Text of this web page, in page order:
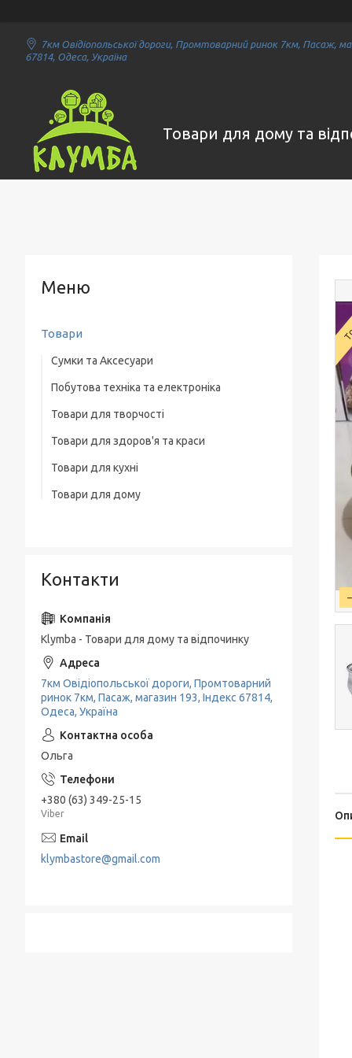
7км Овідіопольської дороги, Промтоварний ринок 7км, Пасаж,
67814, Одеса, Україна
Товари для дому та
Товари
Сумки та Аксесуари
Сумки на колесах
Рюкзаки
Термосумка
Сумка для ноутбука
Чоловічі сумки
Побутова техніка та електроніка
Ваги
Освітлення
Обігрівачі
Блендери
Кавоварки
Кавомолки
Соковитискачі
Тостери
Міксери
Льодогенератор
Електрогриль
Товари для творчості
Товари для здоров'я та краси
Тример
Фени
Товари для кухні
Набори кухонних ножів
Пательні
Чайники, Заварники
Кухонне приладдя
Кава-брейк
Подрібнювачі та Терки
Термоси
Барбекю и гриль
Хлебница
Товари для дому
Контакти
Klymba - Товари для дому та відпочинку
7км Овідіопольської дороги, Промтоварний
ринок 7км, Пасаж, магазин 193, Індекс 67814,
Одеса, Україна
Ольга
+380 (63) 349-25-15
Viber
klymbastore@gmail.com